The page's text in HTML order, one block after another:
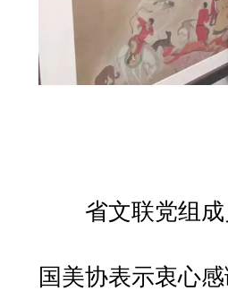
省文联党组成
国美协表示衷心